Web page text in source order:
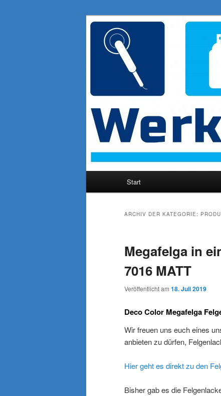
Werkstatt-
Blog
Zum
Zum
wechseln
Start
ARCHIV DER KATEGORIE:
Megafelga in
7016 MATT
Veröffentlicht am 18. Juli 2019
Deco Color Megafelga
Wir freuen uns euch eines
anbieten zu dürfen,
Hier geht es direkt zu den
Bisher gab es die